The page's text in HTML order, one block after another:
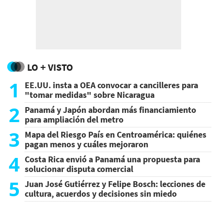
LO + VISTO
1
EE.UU. insta a OEA convocar a cancilleres para
"tomar medidas" sobre Nicaragua
2 Panamá y Japón abordan más financiamiento
para ampliación del metro
3 Mapa del Riesgo País en Centroamérica: quiénes
pagan menos y cuáles mejoraron
4 Costa Rica envió a Panamá una propuesta para
solucionar disputa comercial
5 Juan José Gutiérrez y Felipe Bosch: lecciones de
cultura, acuerdos y decisiones sin miedo